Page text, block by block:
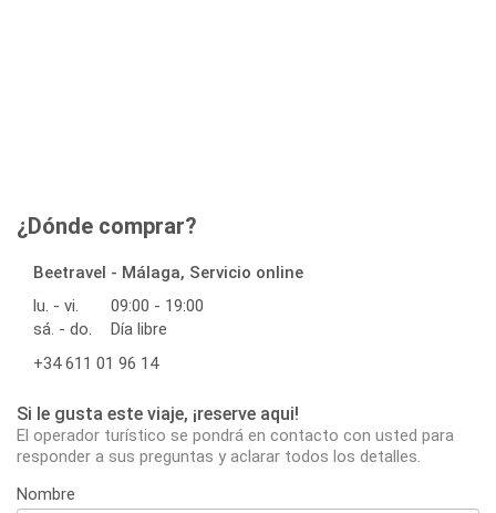
¿Dónde comprar?
Beetravel - Málaga, Servicio online
lu. - vi.
09:00 - 19:00
sá. - do.
Día libre
+34 611 01 96 14
Si le gusta este viaje, ¡reserve aqui!
El operador turístico se pondrá en contacto con usted para
responder a sus preguntas y aclarar todos los detalles.
Nombre